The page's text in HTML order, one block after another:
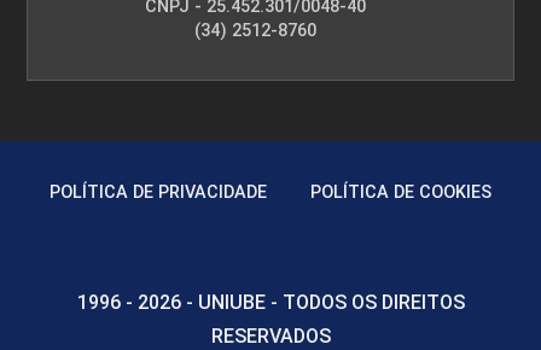
CNPJ - 25.452.301/0048-40
(34) 2512-8760
POLÍTICA DE PRIVACIDADE POLÍTICA DE COOKIES
1996 - 2026 - UNIUBE - TODOS OS DIREITOS
RESERVADOS